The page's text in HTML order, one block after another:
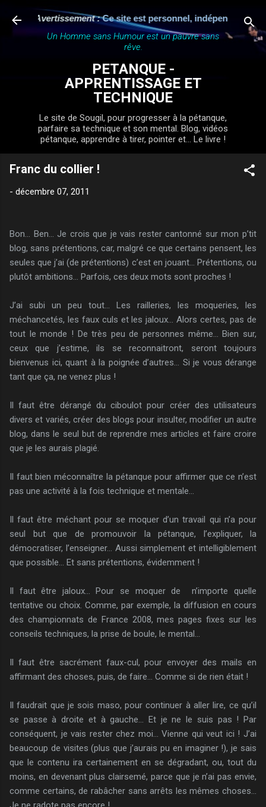
Accéder au contenu principal
Avertissement : Ce site est personnel, indépendant et n'a
Un Homme sans Humour est un pauvre sans
rêve.
PETANQUE -
APPRENTISSAGE ET
TECHNIQUE
Le site de Sougil, pour progresser à la pétanque,
parfaire sa technique et son mental. Blog, vidéos
pétanque, apprendre à tirer, pointer et... Le livre !
Franc du collier !
- décembre 07, 2011
Bon… Ben… Je crois que je vais rester cantonné sur mon p’tit
blog, sans prétentions, car, malgré ce que certains pensent, les
seules que j’ai (de prétentions) c’est en jouant… Prétentions, ou
plutôt ambitions… Parfois, ces deux mots sont proches !
J’ai subi un peu tout… Les railleries, les moqueries, les
méchancetés, les faux culs et les jaloux… Alors certes, pas de
tout le monde ! De très peu de personnes même… Bien sur,
ceux que j’estime, ils se reconnaitront, seront toujours
bienvenus ici, quant à la poignée d’autres… Si je vous dérange
tant que ça, ne venez plus !
Il faut être dérangé du ciboulot pour créer des utilisateurs
divers et variés, créer des blogs pour insulter, modifier un autre
blog, dans le seul but de reprendre mes articles et faire croire
que je les aurais plagié.
Il faut bien méconnaître la pétanque pour affirmer que ce n’est
pas une activité à la fois technique et mentale…
Il faut être méchant pour se moquer d’un travail qui n’a pour
seul but que de promouvoir la pétanque, l’expliquer, la
démocratiser, l’enseigner… Aussi simplement et intelligiblement
que possible… Et sans prétentions, évidemment !
Il faut être jaloux… Pour se moquer de n’importe quelle
tentative ou choix. Comme, par exemple, la diffusion en cours
des championnats de France 2008, mes pages fixes sur les
conseils techniques, la prise de boule, le mental…
Il faut être sacrément faux-cul, pour envoyer des mails en
affirmant des choses, puis, de faire… Comme si de rien était !
Il faudrait que je sois maso, pour continuer à aller lire, ce qu’il
se passe à droite et à gauche… Et je ne le suis pas ! Par
conséquent, je vais rester chez moi… Vienne qui veut ici ! J’ai
beaucoup de visites (plus que j’aurais pu en imaginer !), je sais
que le contenu ira certainement en se dégradant, ou, tout du
moins, en devenant plus clairsemé, parce que je n’ai pas envie,
comme certains, de rabâcher sans arrêts les mêmes choses…